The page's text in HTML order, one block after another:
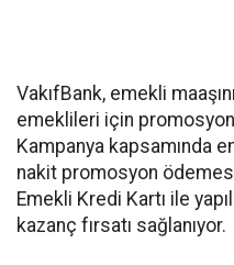
VakıfBank, emekli
emeklileri için promosyon
Kampanya kapsamında
nakit promosyon ödemesi
Emekli Kredi Kartı ile
kazanç fırsatı sağlanıyor.